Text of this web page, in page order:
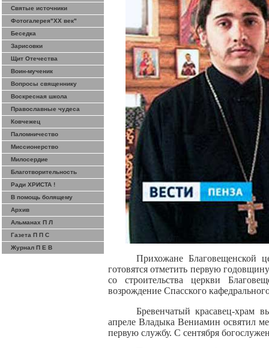
Святые источники
Фотогалерея"ХХ век"
Беседка
Зарисовки
Щит Отечества
Воин-мученик
Вопросы священнику
Воскресная школа
Православные чудеса
Ковчежец
Паломничество
Миссионерство
Милосердие
Благотворительность
Ради ХРИСТА !
В помощь болящему
Архив
Альманах П Л
Газета П П С
Журнал П Е В
Прихожане Благовещенской
готовятся отметить первую
со строительства церкви
возрождение Спасского
Бревенчатый красавец-храм
апреле Владыка Вениамин освятил
первую службу. С сентября